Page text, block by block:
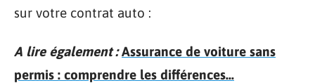
sur votre contrat auto :
A lire également : Assurance de voiture sans
permis : comprendre les différences...